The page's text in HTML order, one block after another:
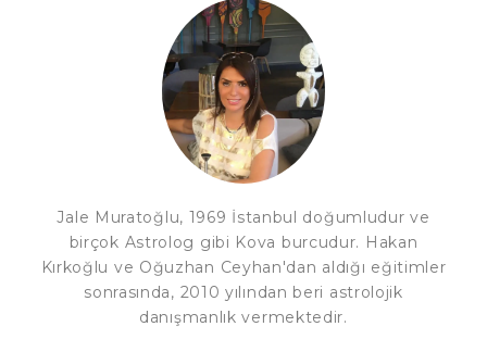
Jale Muratoğlu, 1969 İstanbul doğumludur ve
birçok Astrolog gibi Kova burcudur. Hakan
Kırkoğlu ve Oğuzhan Ceyhan'dan aldığı eğitimler
sonrasında, 2010 yılından beri astrolojik
danışmanlık vermektedir.